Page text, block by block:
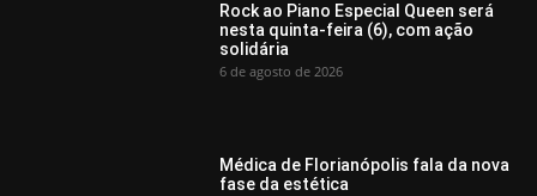
Rock ao Piano Especial Queen será
nesta quinta-feira (6), com ação
solidária
6 de agosto de 2026
Médica de Florianópolis fala da nova
fase da estética